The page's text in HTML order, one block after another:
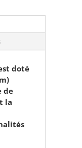
doté
de
la